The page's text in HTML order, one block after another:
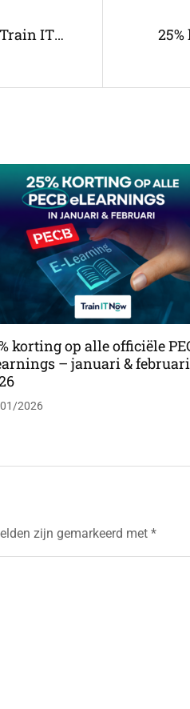
IT
korting op alle officiële
– januari & februari
2026
zijn gemarkeerd met *